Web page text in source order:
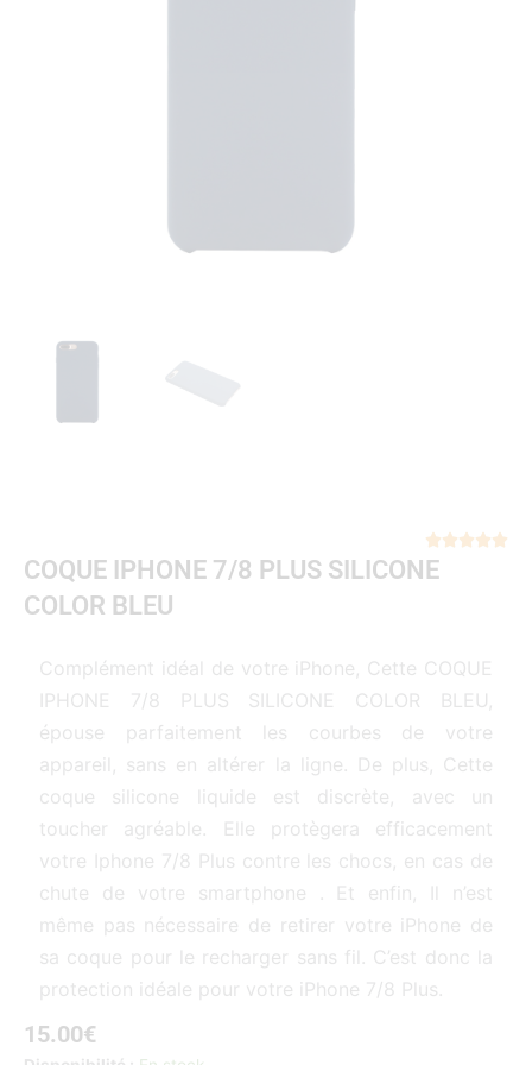

COQUE IPHONE 7/8 PLUS SILICONE
COLOR BLEU
Complément idéal de votre iPhone, Cette COQUE
IPHONE 7/8 PLUS SILICONE COLOR BLEU,
épouse parfaitement les courbes de votre
appareil, sans en altérer la ligne. De plus, Cette
coque silicone liquide est discrète, avec un
toucher agréable. Elle protègera efficacement
votre Iphone 7/8 Plus contre les chocs, en cas de
chute de votre smartphone . Et enfin, Il n’est
même pas nécessaire de retirer votre iPhone de
sa coque pour le recharger sans fil. C’est donc la
protection idéale pour votre iPhone 7/8 Plus.
15.00€